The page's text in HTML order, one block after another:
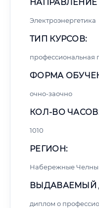
Электроэнергетика
ТИП КУРСОВ:
профессиональная
ФОРМА
очно-заочно
КОЛ-ВО
1010
РЕГИОН:
Набережные Челны
ВЫДАВАЕМЫЙ
диплом о